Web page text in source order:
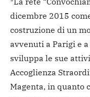
dicembre 2015
costruzione di un
avvenuti a Parigi e
sviluppa le sue
Accoglienza
Magenta, in quanto